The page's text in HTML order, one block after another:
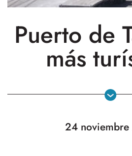
Puerto de
más
24